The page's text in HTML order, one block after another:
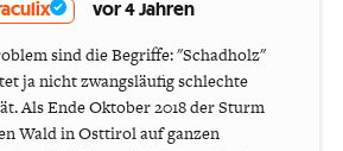
vor 4 Jahren
sind die Begriffe: "Schadholz"
ja nicht zwangsläufig schlechte
Als Ende Oktober 2018 der Sturm
Wald in Osttirol auf ganzen